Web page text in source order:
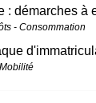
: démarches à
- Consommation